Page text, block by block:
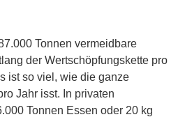
Tonnen vermeidbare
der Wertschöpfungskette pro
ist so viel, wie die ganze
Jahr isst. In privaten
Tonnen Essen oder 20 kg